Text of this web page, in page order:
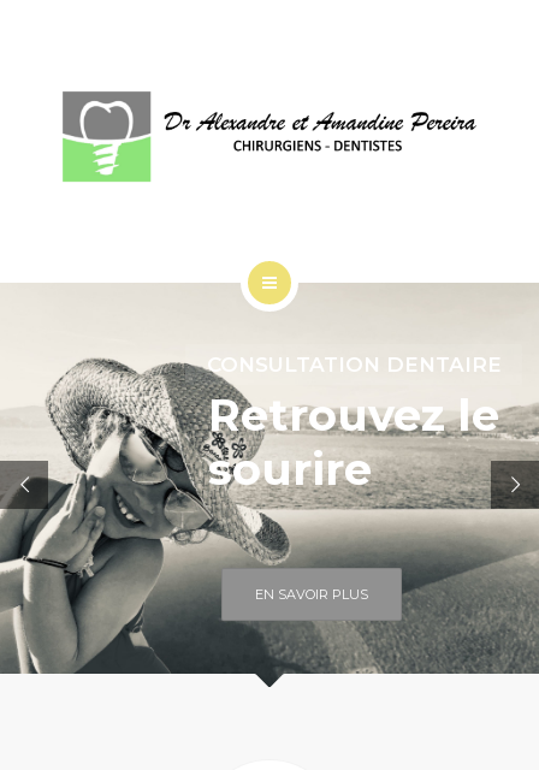
SOINS
CHIRURGIE
L’EQUIPE
URGENCE
CONTACT
CONSULTATION DENTAIRE
Retrouvez le
sourire
EN SAVOIR PLUS